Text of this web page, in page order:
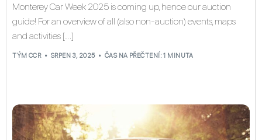
Monterey Car Week 2025 is coming up, hence our auction
guide! For an overview of all (also non-auction) events, maps
and activities […]
TÝM CCR SRPEN 3, 2025 ČAS NA PŘEČTENÍ: 1 MINUTA